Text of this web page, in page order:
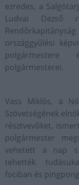
ezredes, a
Ludvai Dezső
országgyűlési
polgármesterei.
Vass Miklós, a
Szövetségének
résztvevőket,
polgármester
vehetett a nap
tehették
fociban és